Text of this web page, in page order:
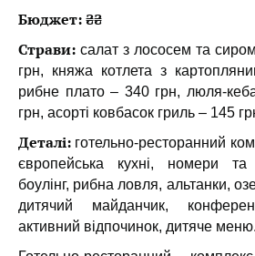
Бюджет: ₴₴
Страви: салат з лососем та
грн, княжа котлета з
рибне плато – 340 грн, люля-
грн, асорті ковбасок гриль – 145
Деталі: готельно-ресторанний
європейська кухні, номери та
боулінг, рибна ловля, альтанки,
дитячий майданчик,
активний відпочинок, дитяче меню.